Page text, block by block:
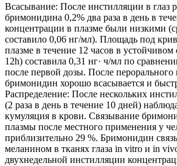
Всасывание: После инстилляции в глаз
бримонидина 0,2% два раза в день в
концентрации в плазме были низкими
составило 0,06 нг/мл). Площадь под
плазме в течение 12 часов в
12h) составила 0,31 нг· ч/мл по
после первой дозы. После перорального
бримонидин хорошо всасывается и
Распределение: После нескольких
(2 раза в день в течение 10 дней)
кумуляция в крови. Связывание
плазмы после местного применения у
приблизительно 29 %. Бримонидин
меланином в тканях глаза in vitro и in
двухнедельной инстилляции